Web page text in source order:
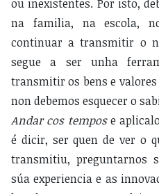
ou inexistentes. Por isto,
na familia, na escola,
continuar a transmitir o
segue a ser unha
transmitir os bens e
non debemos esquecer o
Andar cos tempose
é dicir, ser quen de ver o
transmitiu, preguntarnos
súa experiencia e as